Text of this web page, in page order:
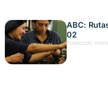
ABC:
02
Publicado: